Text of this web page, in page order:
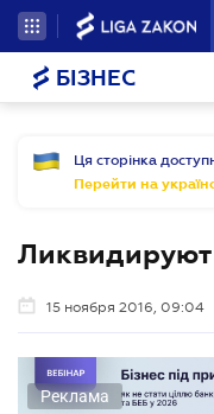
БІЗНЕС
Ця сторінка
Перейти на
Ликвидируют
15 ноября 2016, 09:04
Реклама